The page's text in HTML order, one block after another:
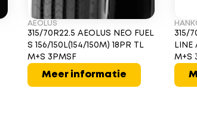
AEOLUS
315/70R22.5 AEOLUS NEO FUEL
S 156/150L(154/150M) 18PR TL
M+S 3PMSF
Meer informatie
315/
LINE
M+S